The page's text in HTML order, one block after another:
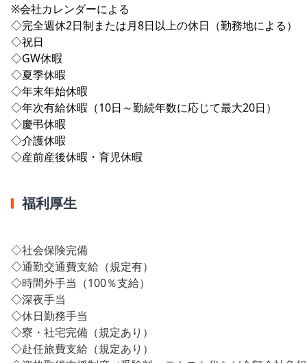
※会社カレンダーによる
◇完全週休2日制または月8日以上の休日（勤務地による）
◇祝日
◇GW休暇
◇夏季休暇
◇年末年始休暇
◇年次有給休暇（10日～勤続年数に応じて最大20日）
◇慶弔休暇
◇介護休暇
◇産前産後休暇・育児休暇
福利厚生
◇社会保険完備
◇通勤交通費支給（規定有）
◇時間外手当（100％支給）
◇深夜手当
◇休日勤務手当
◇寮・社宅完備（規定あり）
◇赴任旅費支給（規定あり）